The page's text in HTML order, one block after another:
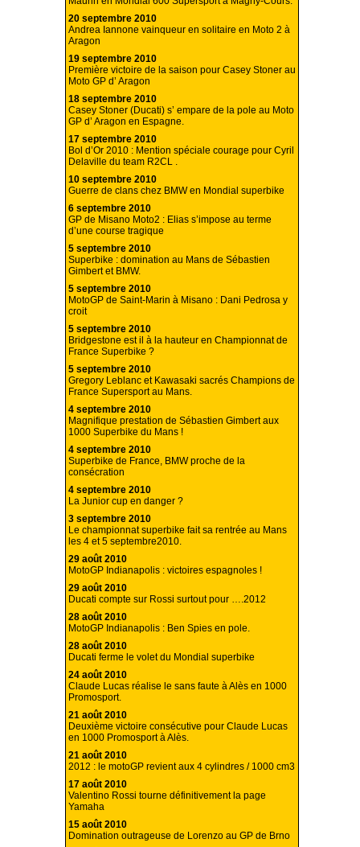
20 septembre 2010
Andrea Iannone vainqueur en solitaire en Moto 2 à
Aragon
19 septembre 2010
Première victoire de la saison pour Casey Stoner au
Moto GP d’ Aragon
18 septembre 2010
Casey Stoner (Ducati) s’ empare de la pole au Moto
GP d’ Aragon en Espagne.
17 septembre 2010
Bol d’Or 2010 : Mention spéciale courage pour Cyril
Delaville du team R2CL .
10 septembre 2010
Guerre de clans chez BMW en Mondial superbike
6 septembre 2010
GP de Misano Moto2 : Elias s’impose au terme
d’une course tragique
5 septembre 2010
Superbike : domination au Mans de Sébastien
Gimbert et BMW.
5 septembre 2010
MotoGP de Saint-Marin à Misano : Dani Pedrosa y
croit
5 septembre 2010
Bridgestone est il à la hauteur en Championnat de
France Superbike ?
5 septembre 2010
Gregory Leblanc et Kawasaki sacrés Champions de
France Supersport au Mans.
4 septembre 2010
Magnifique prestation de Sébastien Gimbert aux
1000 Superbike du Mans !
4 septembre 2010
Superbike de France, BMW proche de la
consécration
4 septembre 2010
La Junior cup en danger ?
3 septembre 2010
Le championnat superbike fait sa rentrée au Mans
les 4 et 5 septembre2010.
29 août 2010
MotoGP Indianapolis : victoires espagnoles !
29 août 2010
Ducati compte sur Rossi surtout pour ….2012
28 août 2010
MotoGP Indianapolis : Ben Spies en pole.
28 août 2010
Ducati ferme le volet du Mondial superbike
24 août 2010
Claude Lucas réalise le sans faute à Alès en 1000
Promosport.
21 août 2010
Deuxième victoire consécutive pour Claude Lucas
en 1000 Promosport à Alès.
21 août 2010
2012 : le motoGP revient aux 4 cylindres / 1000 cm3
17 août 2010
Valentino Rossi tourne définitivement la page
Yamaha
15 août 2010
Domination outrageuse de Lorenzo au GP de Brno